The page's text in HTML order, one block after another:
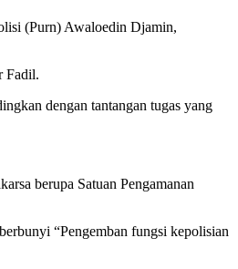
(Purn) Awaloedin Djamin,
Fadil.
dengan tantangan tugas yang
berupa Satuan Pengamanan
“Pengemban fungsi kepolisian